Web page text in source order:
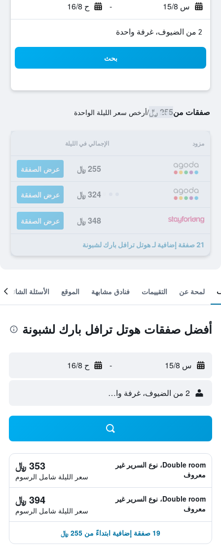
س 15/8 - ح 16/8
2 من الضيوف، غرفة واحدة
بحث
صفقات من255 ﷼ /أرخص سعر الليلة الواحدة
مزود الإجمالي في الليلة
255 ﷼ عرض الصفقة
324 ﷼ عرض الصفقة
348 ﷼ عرض الصفقة
21 صفقة إضافية لـ هوتل ترافل بارك لشبونة
لمحة عن التقييمات فنادق مشابهة الموقع الأسئلة الشائعة
أفضل صفقات هوتل ترافل بارك لشبونة
س 15/8 - ح 16/8
2 من الضيوف، غرفة واحدة
Double room، نوع السرير غير
معروف
353 ﷼
سعر الليلة شامل الرسوم
Double room، نوع السرير غير
معروف
394 ﷼
سعر الليلة شامل الرسوم
19 صفقة إضافية ابتداءً من 255 ﷼